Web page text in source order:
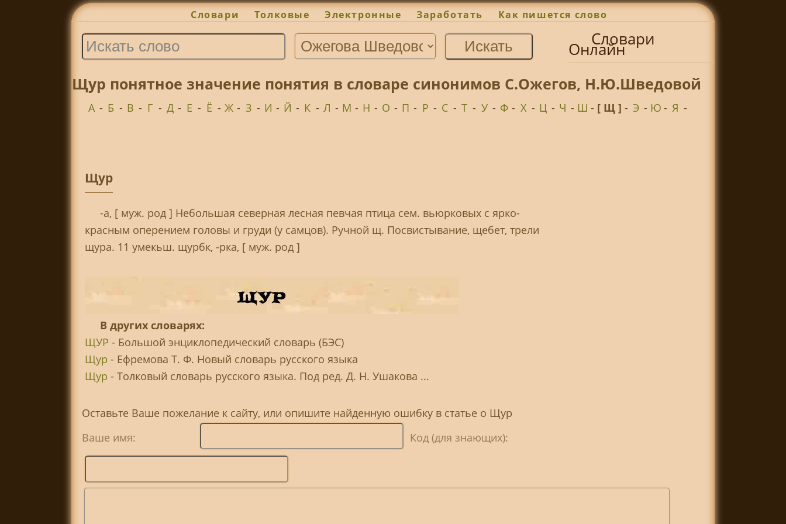
Словари Толковые Электронные Заработать Как пишется слово
Словари
Онлайн
Щур понятное значение понятия в словаре синонимов С.Ожегов, Н.Ю.Шведовой
А - Б - В - Г - Д - Е - Ё - Ж - З - И - Й - К - Л - М - Н - О - П - Р - С - Т - У - Ф - Х - Ц - Ч - Ш - [ Щ ] - Э - Ю - Я -
Щур
-а, [ муж. род ] Небольшая северная лесная певчая птица сем. вьюрковых с ярко-
красным оперением головы и груди (у самцов). Ручной щ. Посвистывание, щебет, трели
щура. 11 умекьш. щурбк, -рка, [ муж. род ]
В других словарях:
ЩУР - Большой энциклопедический словарь (БЭС)
Щур - Ефремова Т. Ф. Новый словарь русского языка
Щур - Толковый словарь русского языка. Под ред. Д. Н. Ушакова ...
Оставьте Ваше пожелание к сайту, или опишите найденную ошибку в статье о Щур
Ваше имя:
Код (для знающих):